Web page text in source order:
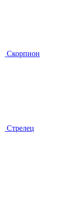
Скорпион
Стрелец